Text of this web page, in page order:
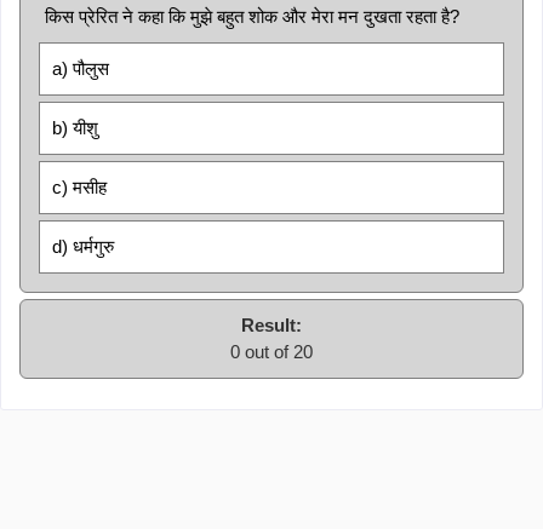
किस प्रेरित ने कहा कि मुझे बहुत शोक और मेरा मन दुखता रहता है?
a) पौलुस
b) यीशु
c) मसीह
d) धर्मगुरु
Result:
0 out of 20